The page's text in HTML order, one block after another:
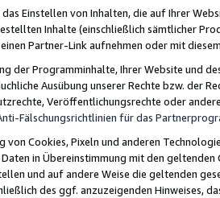
Einstellen von Inhalten, die auf Ihrer
Inhalte (einschließlich sämtlicher
Partner-Link aufnehmen oder mit
der Programminhalte, Ihrer Website und
Ausübung unserer Rechte bzw. der
Veröffentlichungsrechte oder
Fälschungsrichtlinien für das
von Cookies, Pixeln und anderen
in Übereinstimmung mit den
und auf andere Weise die geltenden
des ggf. anzuzeigenden Hinweises,